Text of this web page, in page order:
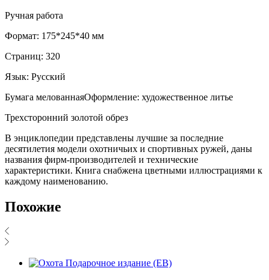
Ручная работа
Формат: 175*245*40 мм
Страниц: 320
Язык: Русский
Бумага мелованнаяОформление: художественное литье
Трехсторонний золотой обрез
В энциклопедии представлены лучшие за последние
десятилетия модели охотничьих и спортивных ружей, даны
названия фирм-производителей и технические
характеристики. Книга снабжена цветными иллюстрациями к
каждому наименованию.
Похожие